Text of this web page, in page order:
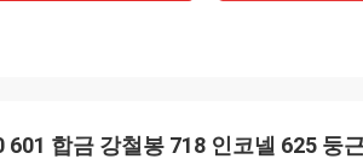
601 합금 강철봉 718 인코넬 625 둥